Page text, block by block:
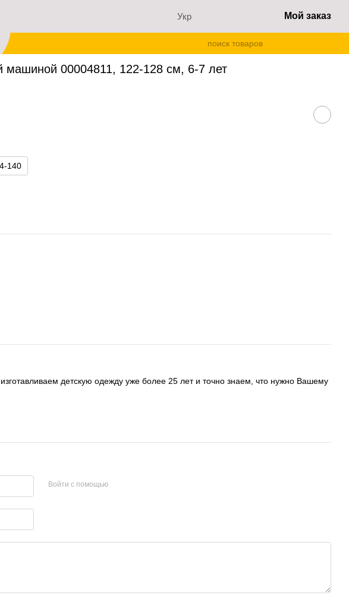
Укр Мой заказ
с гоночной машиной 00004811, 122-128 см, 6-7 лет
машиной 00004811, 122-128 см, 6-7 лет
140
детскую одежду уже более 25 лет и точно знаем, что нужно Вашему
Войти с помощью